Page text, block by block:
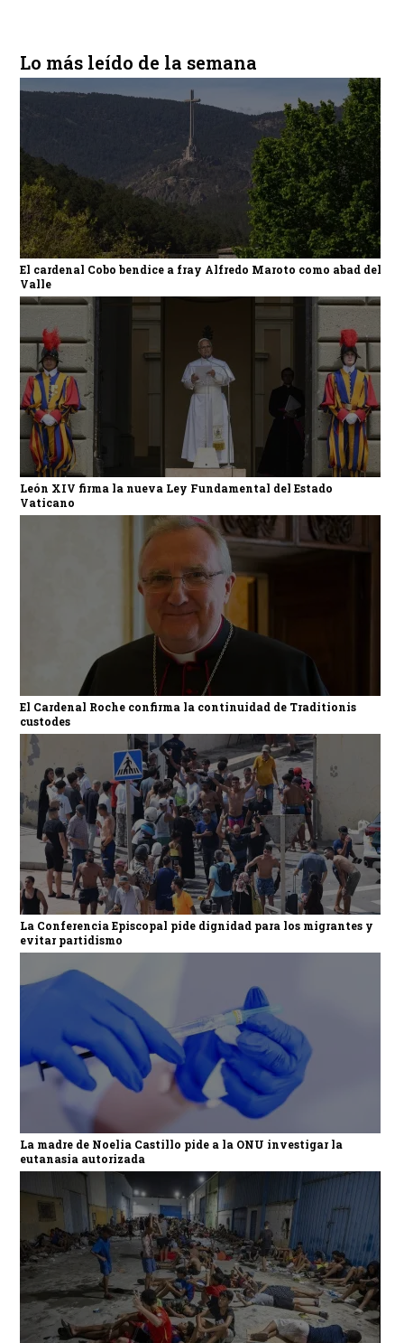
Lo más leído de la semana
El cardenal Cobo bendice a fray Alfredo Maroto como abad del
Valle
León XIV firma la nueva Ley Fundamental del Estado
Vaticano
El Cardenal Roche confirma la continuidad de Traditionis
custodes
La Conferencia Episcopal pide dignidad para los migrantes y
evitar partidismo
La madre de Noelia Castillo pide a la ONU investigar la
eutanasia autorizada